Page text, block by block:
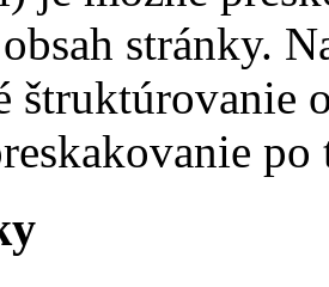
stránky.
štruktúrovanie
po